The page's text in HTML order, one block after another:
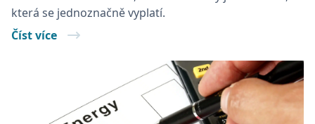
která se jednoznačně vyplatí.
Číst více